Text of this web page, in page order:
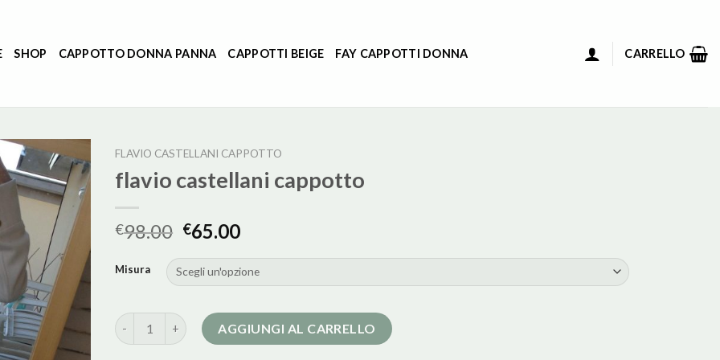
SHOP CAPPOTTO DONNA PANNA CAPPOTTI BEIGE FAY CAPPOTTI DONNA CARRELLO
FLAVIO CASTELLANI CAPPOTTO
flavio castellani cappotto
€98.00 €65.00
Misura
flavio castellani cappotto quantità
AGGIUNGI AL CARRELLO